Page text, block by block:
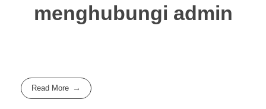
menghubungi admin
Read More